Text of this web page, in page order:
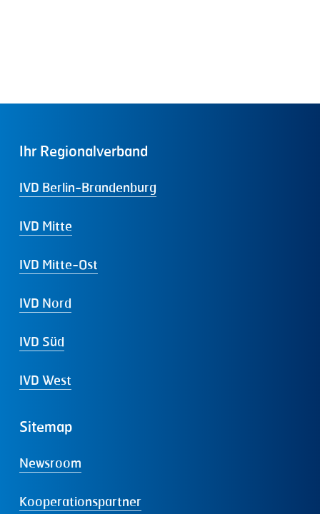
Ihr Regionalverband
IVD Berlin-Brandenburg
IVD Mitte
IVD Mitte-Ost
IVD Nord
IVD Süd
IVD West
Sitemap
Newsroom
Kooperationspartner